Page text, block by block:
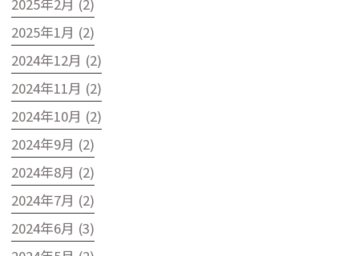
2025年2月 (2)
2025年1月 (2)
2024年12月 (2)
2024年11月 (2)
2024年10月 (2)
2024年9月 (2)
2024年8月 (2)
2024年7月 (2)
2024年6月 (3)